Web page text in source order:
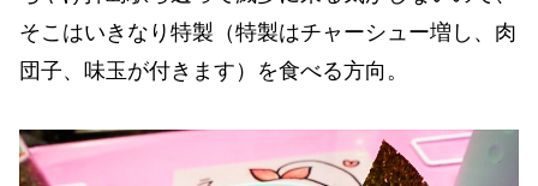
そこはいきなり特製（特製はチャーシュー増し、肉
団子、味玉が付きます）を食べる方向。